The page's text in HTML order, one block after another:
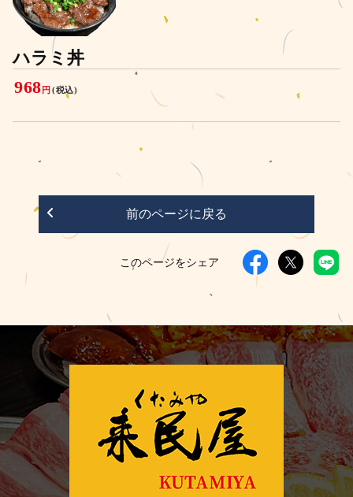
ハラミ丼
968 円 (税込)
前のページに戻る
このページをシェア